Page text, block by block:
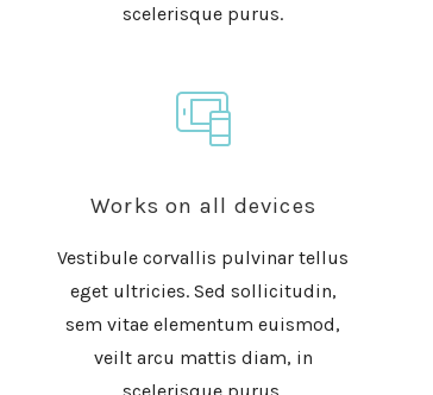
scelerisque purus.
Works on all devices
Vestibule corvallis pulvinar tellus
eget ultricies. Sed sollicitudin,
sem vitae elementum euismod,
veilt arcu mattis diam, in